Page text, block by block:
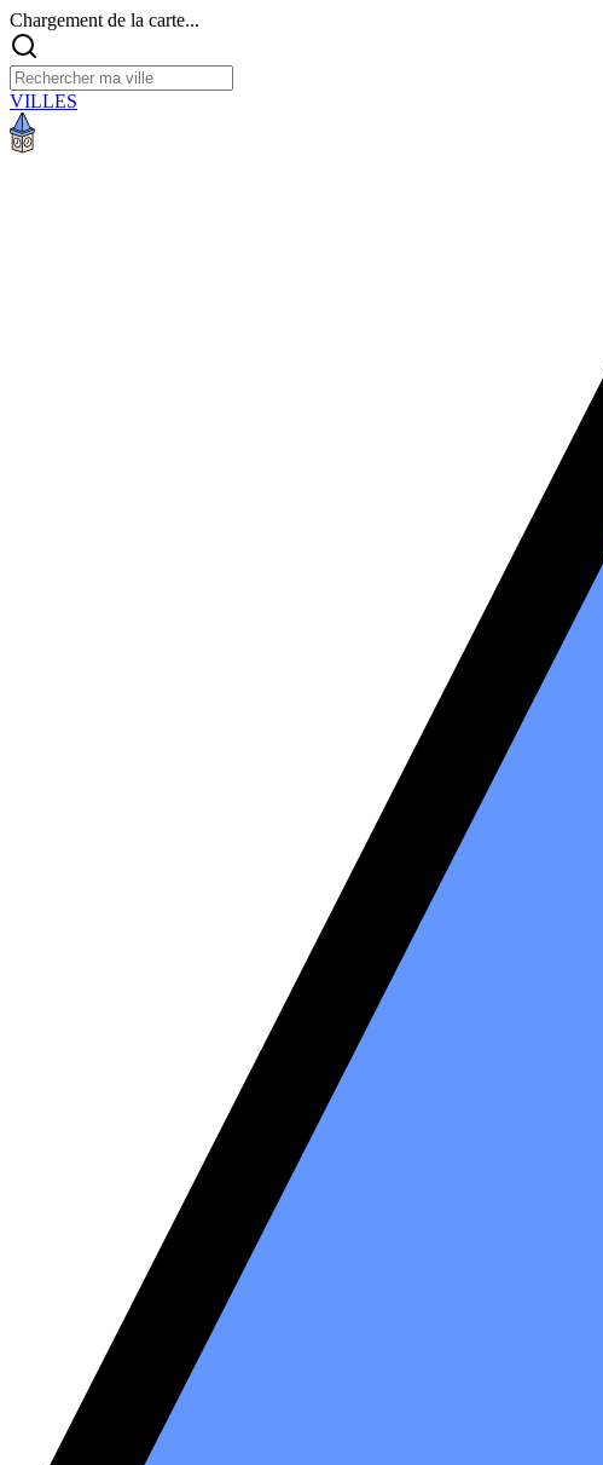
Chargement de la carte...
VILLES